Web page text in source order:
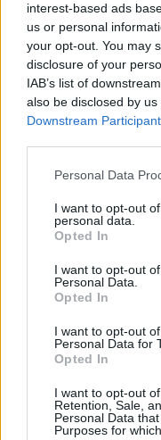
interest-based ads
us or personal
your opt-out. You may
disclosure of your
IAB’s list of
also be disclosed by
Downstream
Personal Data
I want to opt-out
personal data.
Opted In
I want to opt-out
Personal Data.
Opted In
I want to opt-out
Personal Data for
Opted In
I want to opt-out
Retention, Sale,
Personal Data
Purposes for
Du finder de
10 December 2013